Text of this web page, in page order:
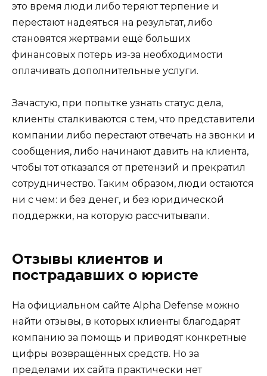
это время люди либо теряют терпение и
перестают надеяться на результат, либо
становятся жертвами ещё больших
финансовых потерь из-за необходимости
оплачивать дополнительные услуги.
Зачастую, при попытке узнать статус дела,
клиенты сталкиваются с тем, что представители
компании либо перестают отвечать на звонки и
сообщения, либо начинают давить на клиента,
чтобы тот отказался от претензий и прекратил
сотрудничество. Таким образом, люди остаются
ни с чем: и без денег, и без юридической
поддержки, на которую рассчитывали.
Отзывы клиентов и
пострадавших о юристе
На официальном сайте Alpha Defense можно
найти отзывы, в которых клиенты благодарят
компанию за помощь и приводят конкретные
цифры возвращённых средств. Но за
пределами их сайта практически нет